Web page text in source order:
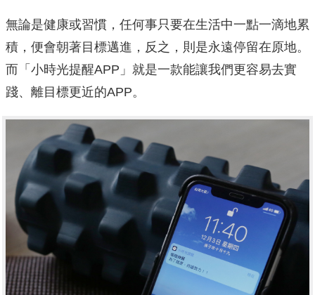
無論是健康或習慣，任何事只要在生活中一點一滴地累
積，便會朝著目標邁進，反之，則是永遠停留在原地。
而「小時光提醒APP」就是一款能讓我們更容易去實
踐、離目標更近的APP。